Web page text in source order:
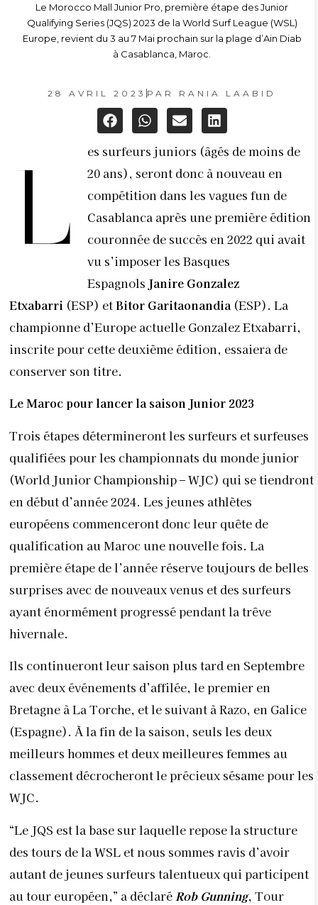
Le Morocco Mall Junior Pro, première étape des Junior
Qualifying Series (JQS) 2023 de la World Surf League (WSL)
Europe, revient du 3 au 7 Mai prochain sur la plage d’Ain Diab
à Casablanca, Maroc.
28 AVRIL 2023 PAR RANIA LAABID
L
es surfeurs juniors (âgés de moins de
20 ans), seront donc à nouveau en
compétition dans les vagues fun de
Casablanca après une première édition
couronnée de succès en 2022 qui avait
vu s’imposer les Basques
Espagnols Janire Gonzalez
Etxabarri (ESP) etBitor Garitaonandia(ESP). La
championne d’Europe actuelle Gonzalez Etxabarri,
inscrite pour cette deuxième édition, essaiera de
conserver son titre.
Le Maroc pour lancer la saison Junior 2023
Trois étapes détermineront les surfeurs et surfeuses
qualifiées pour les championnats du monde junior
(World Junior Championship – WJC) qui se tiendront
en début d’année 2024. Les jeunes athlètes
européens commenceront donc leur quête de
qualification au Maroc une nouvelle fois. La
première étape de l’année réserve toujours de belles
surprises avec de nouveaux venus et des surfeurs
ayant énormément progressé pendant la trêve
hivernale.
Ils continueront leur saison plus tard en Septembre
avec deux événements d’affilée, le premier en
Bretagne à La Torche, et le suivant à Razo, en Galice
(Espagne). À la fin de la saison, seuls les deux
meilleurs hommes et deux meilleures femmes au
classement décrocheront le précieux sésame pour les
WJC.
“Le JQS est la base sur laquelle repose la structure
des tours de la WSL et nous sommes ravis d’avoir
autant de jeunes surfeurs talentueux qui participent
au tour européen,” a déclaré Rob Gunning, Tour